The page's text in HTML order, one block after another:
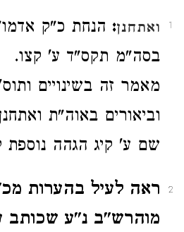
1 ואתחנן: הנחת כ"ק
בסה"מ תקס"ד ע' קצו.
מאמר זה בשינויים
וביאורים באוה"ת
שם ע' קיג הגהה נוספת
2
ראה לעיל בהערות
מוהרש"ב נ"ע שכותב